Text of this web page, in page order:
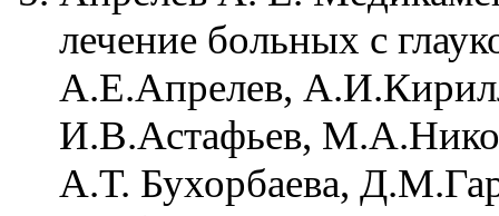
лечение больных с
А.Е.Апрелев,
И.В.Астафьев,
А.Т. Бухорбаева,